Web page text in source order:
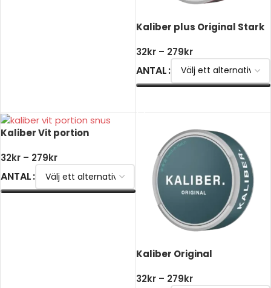
Kaliber plus Original Stark
32kr – 279kr
ANTAL
Kaliber Vit portion
32kr – 279kr
ANTAL
Kaliber Original
32kr – 279kr